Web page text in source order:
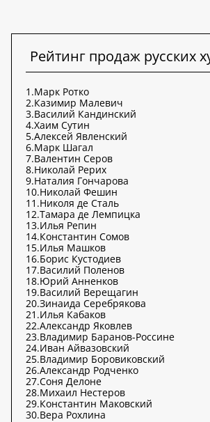
Рейтинг продаж русских
1.Марк Ротко
2.Казимир Малевич
3.Василий Кандинский
4.Хаим Сутин
5.Алексей Явленский
6.Марк Шагал
7.Валентин Серов
8.Николай Рерих
9.Наталия Гончарова
10.Николай Фешин
11.Николя де Сталь
12.Тамара де Лемпицка
13.Илья Репин
14.Константин Сомов
15.Илья Машков
16.Борис Кустодиев
17.Василий Поленов
18.Юрий Анненков
19.Василий Верещагин
20.Зинаида Серебрякова
21.Илья Кабаков
22.Александр Яковлев
23.Владимир Баранов-Россине
24.Иван Айвазовский
25.Владимир Боровиковский
26.Александр Родченко
27.Соня Делоне
28.Михаил Нестеров
29.Константин Маковский
30.Вера Рохлина